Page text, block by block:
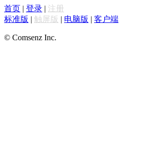
首页 | 登录 | 注册
标准版 | 触屏版 | 电脑版 | 客户端
© Comsenz Inc.